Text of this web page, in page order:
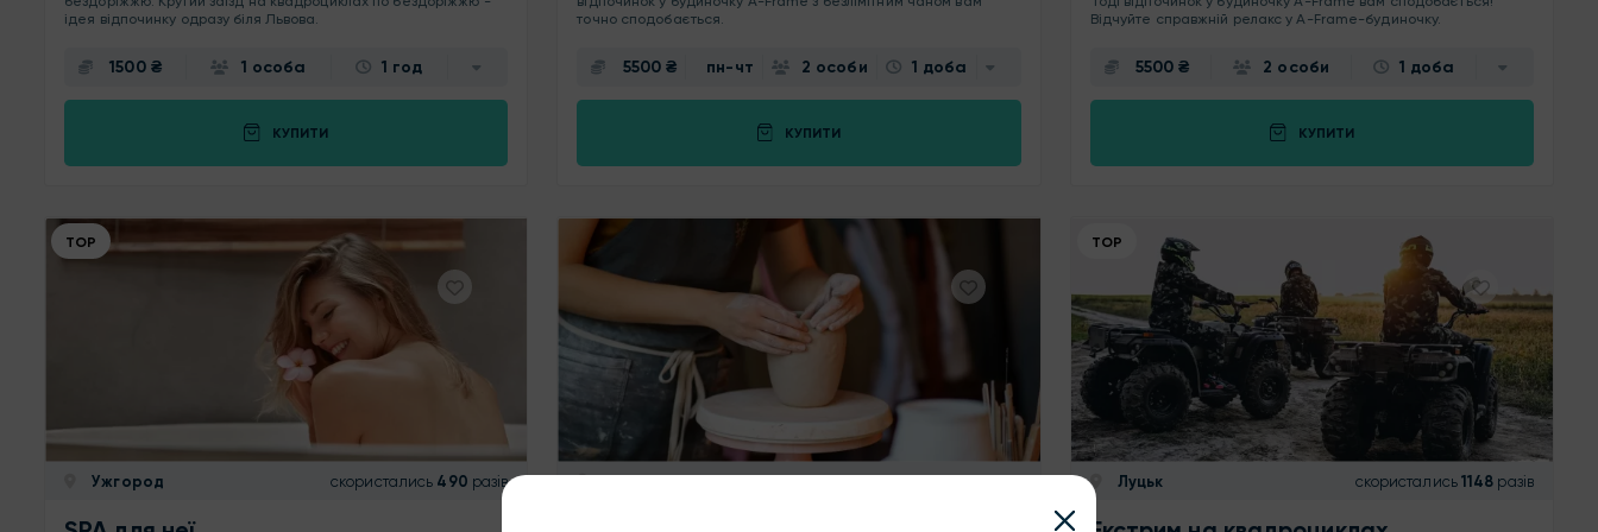
ідея відпочинку одразу біля Львова.
1500 ₴ 1 особа 1 год
КУПИТИ
точно сподобається.
5500 ₴ пн-чт 2 особи 1 доба
КУПИТИ
Відчуйте справжній релакс у A-Frame-будиночку.
5500 ₴ 2 особи 1 доба
КУПИТИ
ТОР
Ужгород скористались 490 разів
ТОР
Луцьк скористались 1148 разів